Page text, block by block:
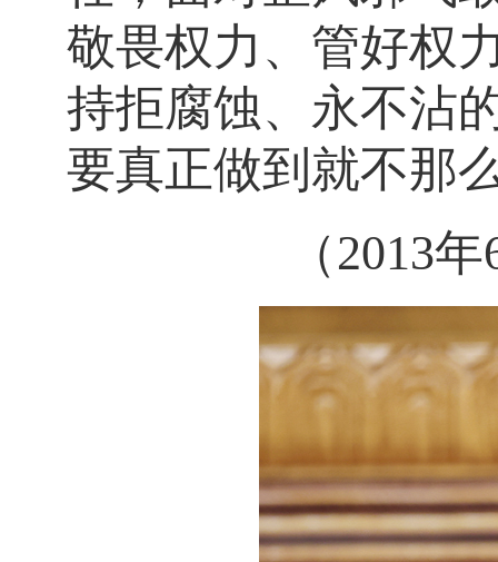
敬畏权力、管好权
持拒腐蚀、永不沾
要真正做到就不那
（2013